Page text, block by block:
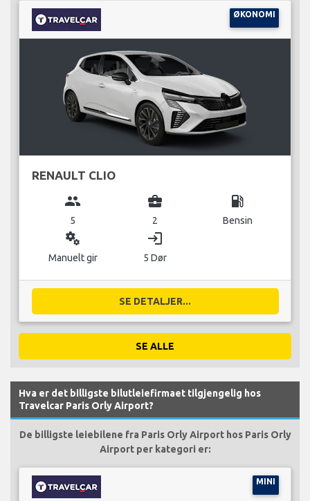
ØKONOMI
RENAULT CLIO
group
5
business_center
2
local_gas_station
Bensin
miscellaneous_services
Manuelt gir
login
5 Dør
SE DETALJER...
SE ALLE
Hva er det billigste bilutleiefirmaet tilgjengelig hos
Travelcar Paris Orly Airport?
De billigste leiebilene fra Paris Orly Airport hos Paris Orly
Airport per kategori er:
MINI